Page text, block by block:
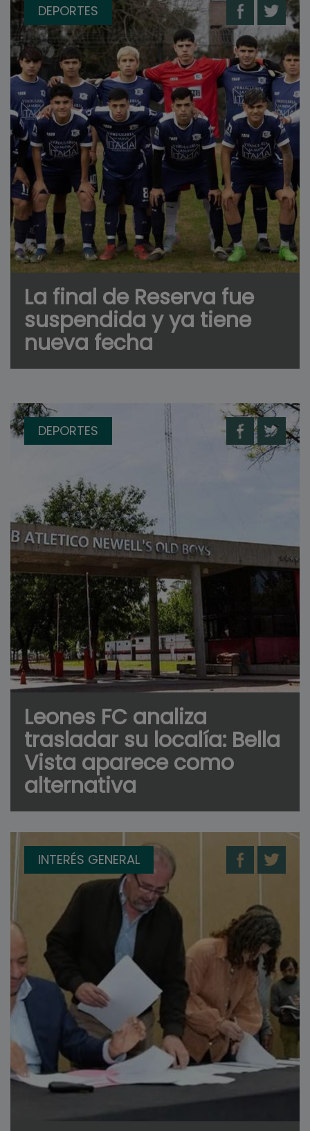
DEPORTES
La final de Reserva fue
suspendida y ya tiene
nueva fecha
DEPORTES
Leones FC analiza
trasladar su localía: Bella
Vista aparece como
alternativa
INTERÉS GENERAL